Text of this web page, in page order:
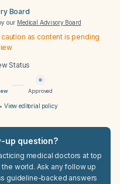
Board
our Medical Advisory Board
as content is pending
Status
Approved
• View editorial policy
up question?
medical doctors at top
world. Ask any follow up
guideline-backed answers